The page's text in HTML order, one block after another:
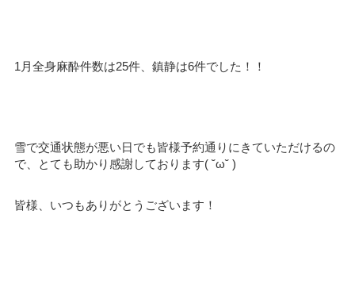
1月全身麻酔件数は25件、鎮静は6件でした！！
雪で交通状態が悪い日でも皆様予約通りにきていただけるの
で、とても助かり感謝しております( ˘ω˘ )
皆様、いつもありがとうございます！